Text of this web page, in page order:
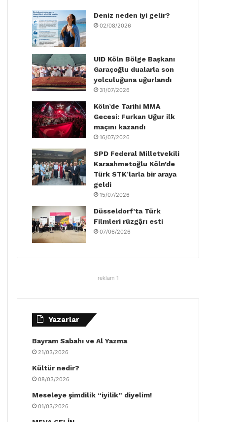
o
o
e
r
d
n
b
g
a
m
k
Deniz neden iyi gelir?
02/08/2026
UID Köln Bölge Başkanı
Garaçoğlu dualarla son
yolculuğuna uğurlandı
31/07/2026
Köln’de Tarihi MMA
Gecesi: Furkan Uğur ilk
maçını kazandı
16/07/2026
SPD Federal Milletvekili
Karaahmetoğlu Köln’de
Türk STK’larla bir araya
geldi
15/07/2026
Düsseldorf’ta Türk
Filmleri rüzgậrı esti
07/06/2026
reklam 1
Yazarlar
Bayram Sabahı ve Al Yazma
21/03/2026
Kültür nedir?
08/03/2026
Meseleye şimdilik “iyilik” diyelim!
01/03/2026